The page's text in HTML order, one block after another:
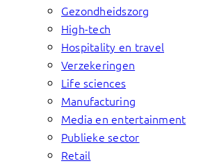
Gezondheidszorg
High-tech
Hospitality en travel
Verzekeringen
Life sciences
Manufacturing
Media en entertainment
Publieke sector
Retail